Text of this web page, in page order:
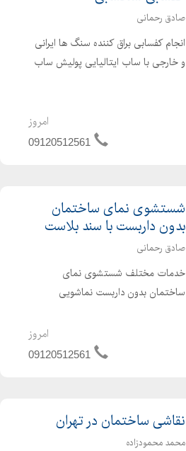
صادق رحمانی
انجام کفسابی براق کننده سنگ ها ایرانی
و خارجی با ساب ایتالیایی پولیش ساب
سرامیک سنگ راه پله پایگ...
امروز
09120512561
شستشوی نمای ساختمان
بدون داربست با سند بلاست
صادق رحمانی
خدمات مختلف شستشوی نمای
ساختمان بدون داربست نماشویی
ساختمان با مواد نانو و مناسب نماشویی
ساختمان با سیلیس و پولیش شستشوی
امروز
09120512561
نقاشی ساختمان در تهران
محمد محمودزاده